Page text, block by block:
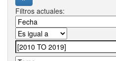
Filtros actuales: